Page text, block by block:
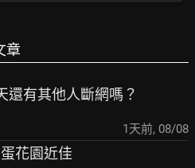
章
還有其他人斷網嗎？
1天前, 08/08
花園近佳